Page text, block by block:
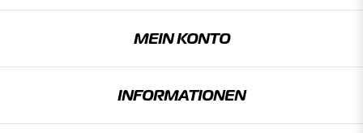
MEIN KONTO
INFORMATIONEN